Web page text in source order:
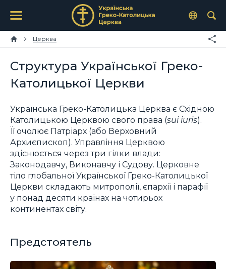
Церква
Структура Української Греко-
Католицької Церкви
Українська Греко-Католицька Церква є Східною
Католицькою Церквою свого права (sui iuris).
Її очолює Патріарх (або Верховний
Архиєпископ). Управління Церквою
здіснюється через три гілки влади:
Законодавчу, Виконавчу і Судову. Церковне
тіло глобальної Української Греко-Католицької
Церкви складають митрополії, єпархії і парафії
у понад десяти країнах на чотирьох
континентах світу.
Предстоятель